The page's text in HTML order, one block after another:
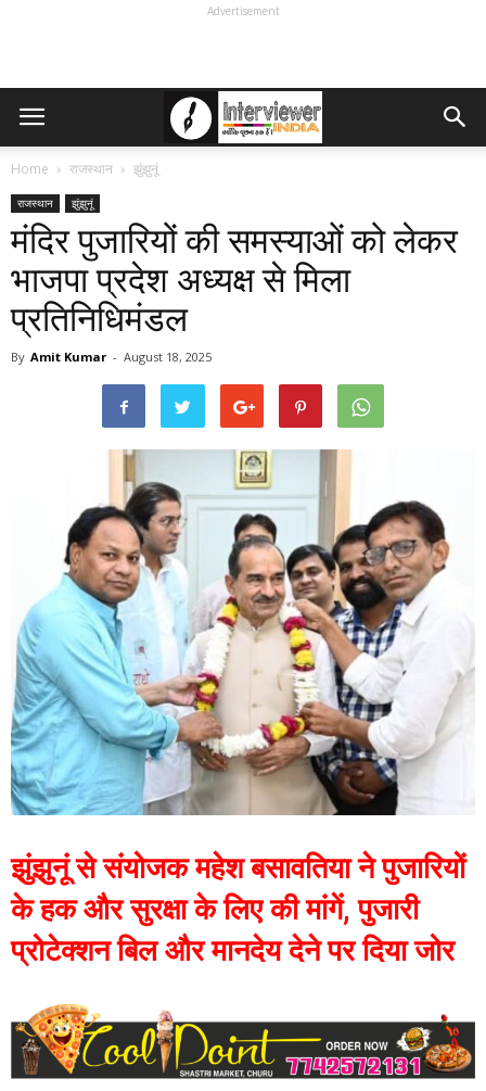
Advertisement
Home राजस्थान झुंझुनूं
राजस्थान झुंझुनूं
मंदिर पुजारियों की समस्याओं को लेकर
भाजपा प्रदेश अध्यक्ष से मिला
प्रतिनिधिमंडल
By Amit Kumar - August 18, 2025
झुंझुनूं से संयोजक महेश बसावतिया ने पुजारियों
के हक और सुरक्षा के लिए की मांगें, पुजारी
प्रोटेक्शन बिल और मानदेय देने पर दिया जोर